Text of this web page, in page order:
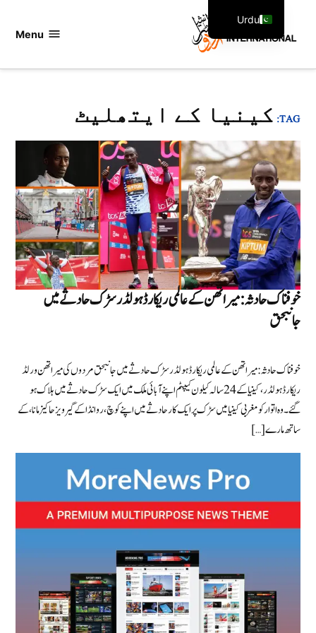
Menu
TAG: کینیا کے ایتھلیٹ
خوفناک حادثہ: میراتھن کے عالمی ریکارڈ ہولڈر سڑک حادثے میں
جانبحق
خوفناک حادثہ: میراتھن کے عالمی ریکارڈ ہولڈر سڑک حادثے میں جانبحق مردوں کی میراتھن ورلڈ
ریکارڈ ہولڈر، کینیا کے 24 سالہ کیلون کیپٹم اپنے آبائی ملک میں ایک سڑک حادثے میں ہلاک ہو
گئے۔ وہ اتوار کو مغربی کینیا میں سڑک پر ایک کار حادثے میں اپنے کوچ، روانڈا کے گیرویز حاکیزمانا، کے
ساتھ مارے […]
Urdu
English